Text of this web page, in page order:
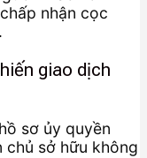
nhận cọc
giao dịch
sơ ủy quyền
chủ sở hữu không